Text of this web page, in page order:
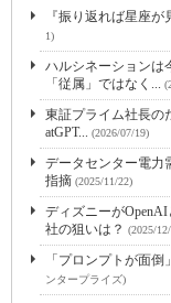
『振り返れば星座
1)
ハルシネーション
「従属」ではなく...
東証プライム社長の
atGPT... (2026/07/19)
データセンター電力
指摘 (2025/11/22)
ディズニーが
社の狙いは？ (2025/
「プロンプトが面
ンタープライズ)